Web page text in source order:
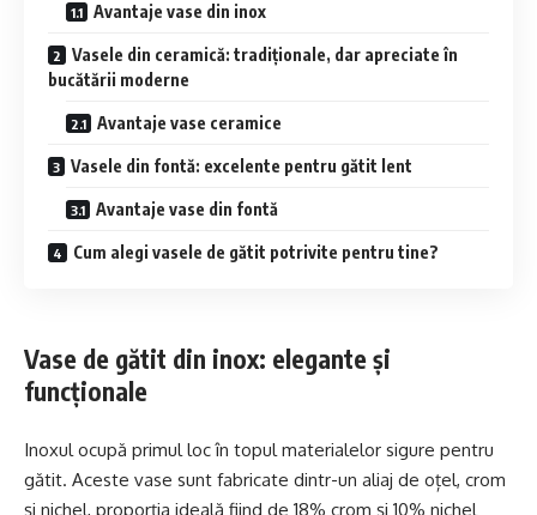
Avantaje vase din inox
Vasele din ceramică: tradiționale, dar apreciate în
bucătării moderne
Avantaje vase ceramice
Vasele din fontă: excelente pentru gătit lent
Avantaje vase din fontă
Cum alegi vasele de gătit potrivite pentru tine?
Vase de gătit din inox: elegante și
funcționale
Inoxul ocupă primul loc în topul materialelor sigure pentru
gătit. Aceste vase sunt fabricate dintr-un aliaj de oțel, crom
și nichel, proporția ideală fiind de 18% crom și 10% nichel